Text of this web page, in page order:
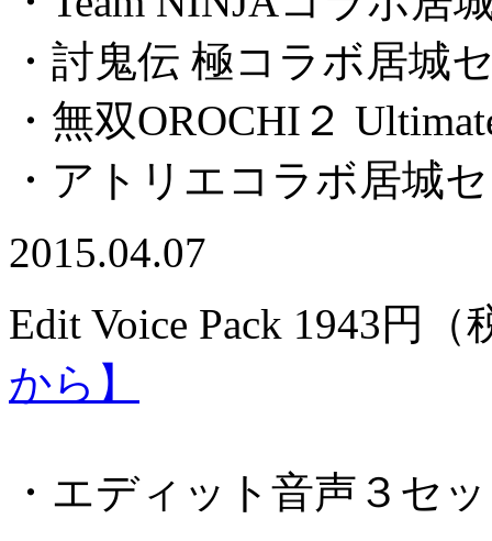
・討鬼伝 極コラボ居城
・無双OROCHI２
・アトリエコラボ居城
2015.04.07
Edit Voice Pack 1943円（
から】
・エディット音声３セ